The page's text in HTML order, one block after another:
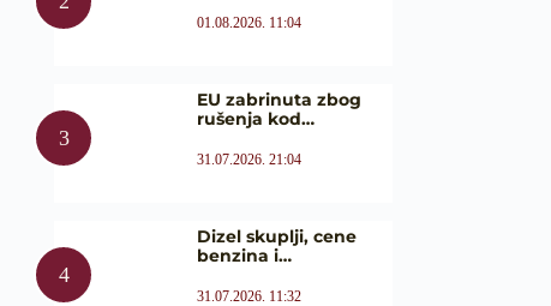
01.08.2026. 11:04
EU zabrinuta zbog
rušenja kod…
31.07.2026. 21:04
Dizel skuplji, cene
benzina i…
31.07.2026. 11:32